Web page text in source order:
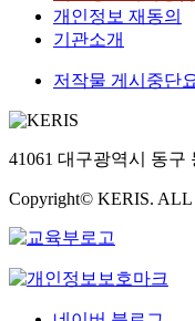
개인정보 재동의
기관소개
저작물 게시중단
41061 대구광역시 동구
Copyright© KERIS.